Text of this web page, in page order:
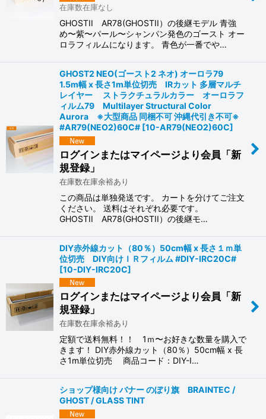
在庫数在庫なし
GHOSTII AR78(GHOSTII）の後継モデル 青強
め〜紫〜パール〜シャンパン発色のゴースト オー
ロラフィルムになります。 青色が一番でや…
GHOST2 NEO(ゴースト2 ネオ) オーロラ79
1.5m幅 x 長さ1m単位切売 IRカット 多層マルチ
レイヤー ストラクチュラルカラー オーロラフ
ィルム79 Multilayer Structural Color
Aurora ※大型商品 同梱不可 沖縄代引き不可※
#AR79(NEO2)60C# [10-AR79(NEO2)60C]
ログインまたはマイページより会員「新
規登録」
在庫数在庫余裕あり
この商品は単独発送です。 カートを分けてご注文
ください。 送料はそれぞれ必要です。
GHOSTII AR78(GHOSTII）の後継モ…
DIY赤外線カット（80％）50cm幅 x 長さ１ｍ単
位切売 DIY向けＩＲフィルム #DIY-IRC20C#
[10-DIY-IRC20C]
ログインまたはマイページより会員「新
規登録」
在庫数在庫余裕あり
定額で送料無料！！ 1ｍ〜お好きな数量を購入で
きます！ DIY赤外線カット（80％）50cm幅 x 長
さ1m単位切売 商品コード：DIY-I…
ショップ様向け バナー のぼり旗 BRAINTEC /
GHOST / GLASS TINT